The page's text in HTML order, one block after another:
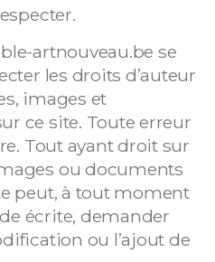
artnouveau.be se
les droits d’auteur
images et
ce site. Toute erreur
Tout ayant droit sur
ou documents
peut, à tout moment
écrite, demander
ou l’ajout de